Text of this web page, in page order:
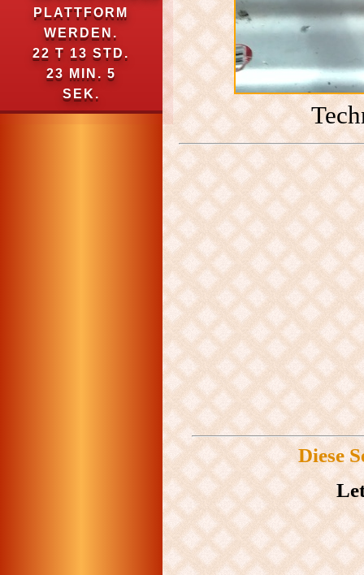
PLATTFORM
WERDEN.
22 T 13 STD.
23 MIN. 4
SEK.
Diese